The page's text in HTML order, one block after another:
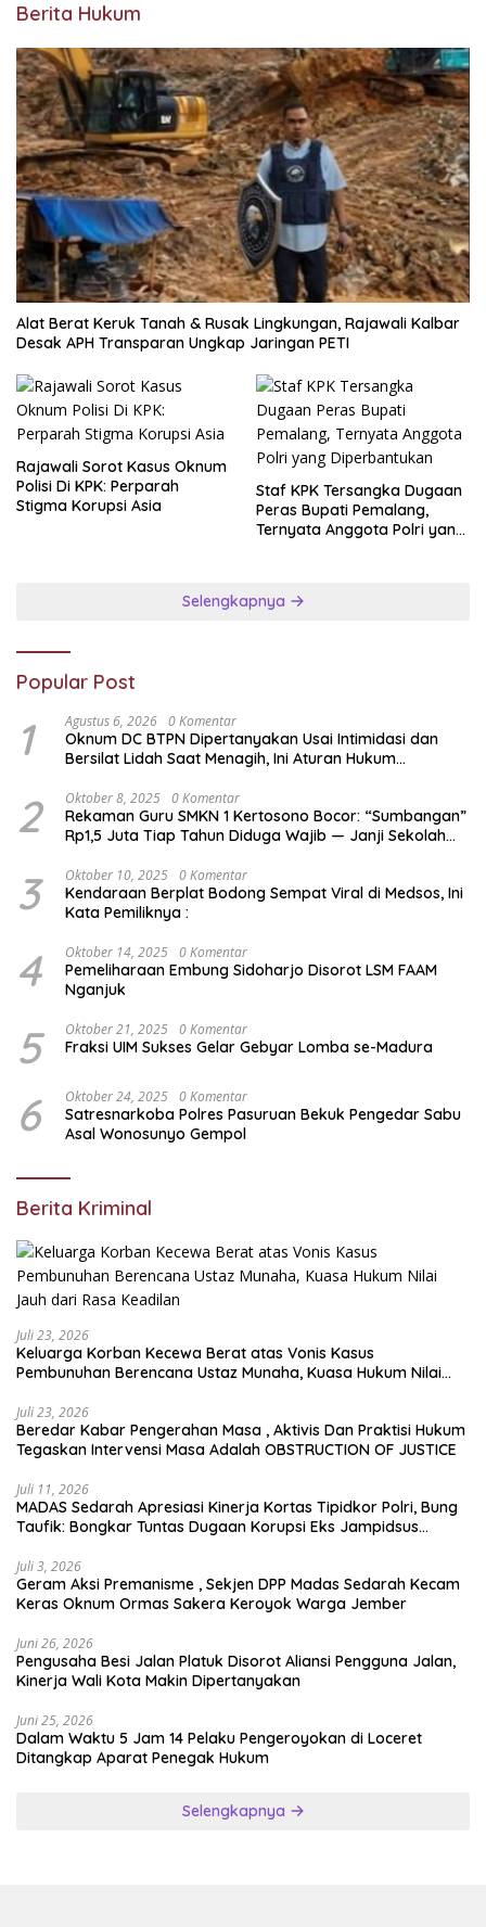
Berita Hukum
Alat Berat Keruk Tanah & Rusak Lingkungan, Rajawali Kalbar
Desak APH Transparan Ungkap Jaringan PETI
Rajawali Sorot Kasus Oknum
Polisi Di KPK: Perparah
Stigma Korupsi Asia
Staf KPK Tersangka Dugaan
Peras Bupati Pemalang,
Ternyata Anggota Polri yang
Selengkapnya
Popular Post
1 Agustus 6, 2026 0 Komentar
Oknum DC BTPN Dipertanyakan Usai Intimidasi dan
Bersilat Lidah Saat Menagih, Ini Aturan Hukum
2 Oktober 8, 2025 0 Komentar
Rekaman Guru SMKN 1 Kertosono Bocor: “Sumbangan”
Rp1,5 Juta Tiap Tahun Diduga Wajib — Janji Sekolah
3 Oktober 10, 2025 0 Komentar
Kendaraan Berplat Bodong Sempat Viral di Medsos, Ini
Kata Pemiliknya :
4 Oktober 14, 2025 0 Komentar
Pemeliharaan Embung Sidoharjo Disorot LSM FAAM
Nganjuk
5 Oktober 21, 2025 0 Komentar
Fraksi UIM Sukses Gelar Gebyar Lomba se-Madura
6 Oktober 24, 2025 0 Komentar
Satresnarkoba Polres Pasuruan Bekuk Pengedar Sabu
Asal Wonosunyo Gempol
Berita Kriminal
Juli 23, 2026
Keluarga Korban Kecewa Berat atas Vonis Kasus
Pembunuhan Berencana Ustaz Munaha, Kuasa Hukum Nilai
Juli 23, 2026
Beredar Kabar Pengerahan Masa , Aktivis Dan Praktisi Hukum
Tegaskan Intervensi Masa Adalah OBSTRUCTION OF JUSTICE
Juli 11, 2026
MADAS Sedarah Apresiasi Kinerja Kortas Tipidkor Polri, Bung
Taufik: Bongkar Tuntas Dugaan Korupsi Eks Jampidsus
Juli 3, 2026
Geram Aksi Premanisme , Sekjen DPP Madas Sedarah Kecam
Keras Oknum Ormas Sakera Keroyok Warga Jember
Juni 26, 2026
Pengusaha Besi Jalan Platuk Disorot Aliansi Pengguna Jalan,
Kinerja Wali Kota Makin Dipertanyakan
Juni 25, 2026
Dalam Waktu 5 Jam 14 Pelaku Pengeroyokan di Loceret
Ditangkap Aparat Penegak Hukum
Selengkapnya